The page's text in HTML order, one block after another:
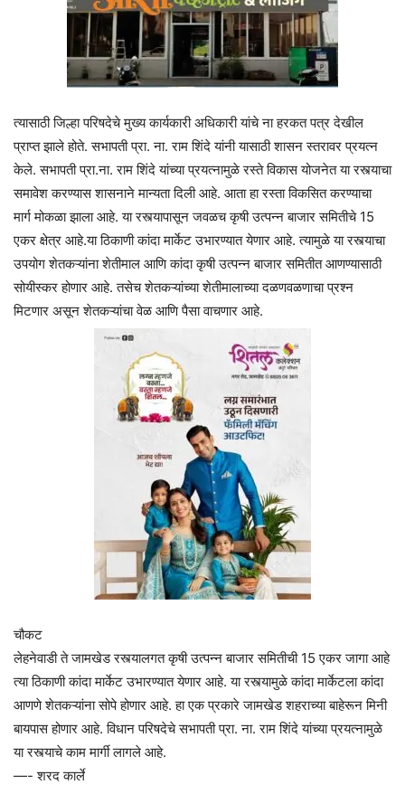
त्यासाठी जिल्हा परिषदेचे मुख्य कार्यकारी अधिकारी यांचे ना हरकत पत्र देखील
प्राप्त झाले होते. सभापती प्रा. ना. राम शिंदे यांनी यासाठी शासन स्तरावर प्रयत्न
केले. सभापती प्रा.ना. राम शिंदे यांच्या प्रयत्नामुळे रस्ते विकास योजनेत या रस्त्याचा
समावेश करण्यास शासनाने मान्यता दिली आहे. आता हा रस्ता विकसित करण्याचा
मार्ग मोकळा झाला आहे. या रस्त्यापासून जवळच कृषी उत्पन्न बाजार समितीचे 15
एकर क्षेत्र आहे.या ठिकाणी कांदा मार्केट उभारण्यात येणार आहे. त्यामुळे या रस्त्याचा
उपयोग शेतकऱ्यांना शेतीमाल आणि कांदा कृषी उत्पन्न बाजार समितीत आणण्यासाठी
सोयीस्कर होणार आहे. तसेच शेतकऱ्यांच्या शेतीमालाच्या दळणवळणाचा प्रश्न
मिटणार असून शेतकऱ्यांचा वेळ आणि पैसा वाचणार आहे.
चौकट
लेहनेवाडी ते जामखेड रस्त्यालगत कृषी उत्पन्न बाजार समितीची 15 एकर जागा आहे
त्या ठिकाणी कांदा मार्केट उभारण्यात येणार आहे. या रस्त्यामुळे कांदा मार्केटला कांदा
आणणे शेतकऱ्यांना सोपे होणार आहे. हा एक प्रकारे जामखेड शहराच्या बाहेरून मिनी
बायपास होणार आहे. विधान परिषदेचे सभापती प्रा. ना. राम शिंदे यांच्या प्रयत्नामुळे
या रस्त्याचे काम मार्गी लागले आहे.
—- शरद कार्ले